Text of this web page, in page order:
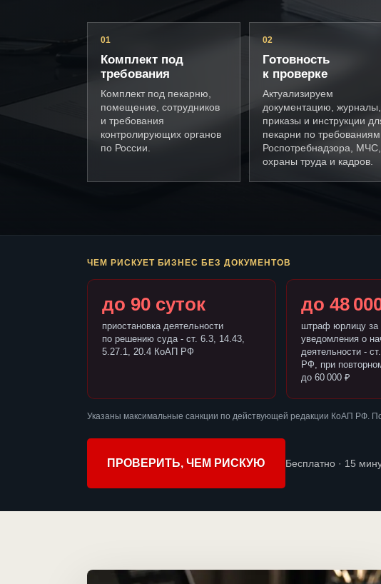
01
Комплект под
требования
Комплект под пекарню,
помещение, сотрудников
и требования
контролирующих органов
по России.
02
Готовность
к проверке
Актуализируем
документацию, журналы,
приказы и инструкции
пекарни по требованиям
Роспотребнадзора, МЧС,
охраны труда и кадров.
ЧЕМ РИСКУЕТ БИЗНЕС БЕЗ ДОКУМЕНТОВ
до 90 суток
приостановка деятельности
по решению суда - ст. 6.3, 14.43,
5.27.1, 20.4 КоАП РФ
до 48
штраф юрлицу за
уведомления о
деятельности -
РФ, при
до 60 000 ₽
Указаны максимальные санкции по действующей редакции КоАП РФ.
ПРОВЕРИТЬ, ЧЕМ РИСКУЮ Бесплатно · 15